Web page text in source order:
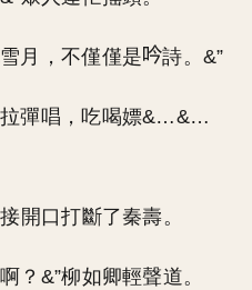
月，不僅僅是 詩。&”
拉彈唱，吃喝嫖&…&…
開口打斷了秦壽。
？&”柳如卿輕聲道。